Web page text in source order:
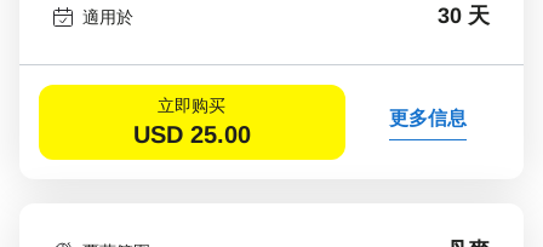
適用於 30 天
立即购买
USD 25.00
更多信息